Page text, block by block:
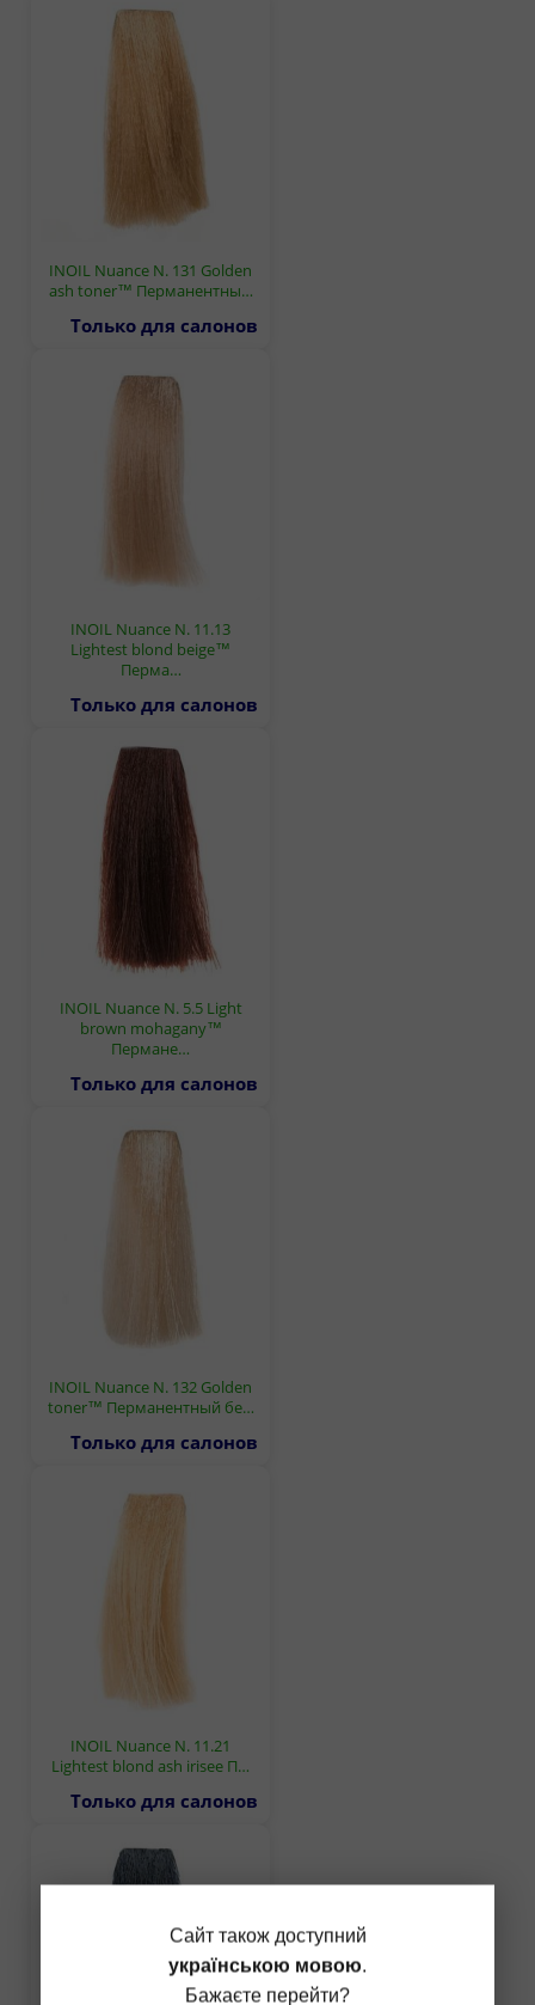
INOIL Nuance N. 131 Golden
ash toner™ Перманентны…
Только для салонов
INOIL Nuance N. 11.13
Lightest blond beige™
Перма…
Только для салонов
INOIL Nuance N. 5.5 Light
brown mohagany™
Пермане…
Только для салонов
INOIL Nuance N. 132 Golden
toner™ Перманентный бе…
Только для салонов
INOIL Nuance N. 11.21
Lightest blond ash irisee П…
Только для салонов
Сайт також доступний
українською мовою.
Бажаєте перейти?